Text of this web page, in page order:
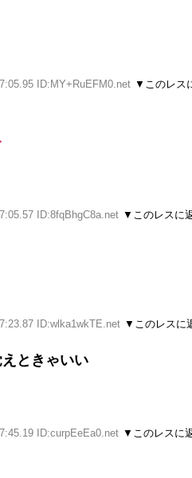
ID:MY+RuEFM0.net ▼このレス
ID:8fqBhgC8a.net ▼このレスに
ID:wlka1wkTE.net ▼このレスに
ときゃいい
ID:curpEeEa0.net ▼このレスに